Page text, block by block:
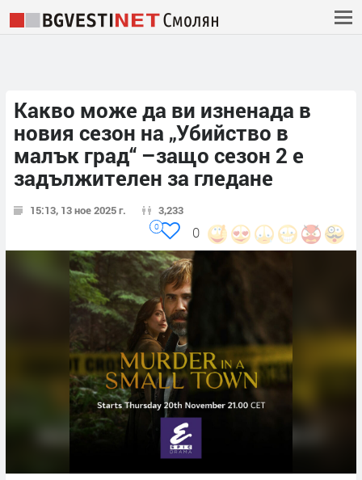
Какво може да ви изненада в
новия сезон на „Убийство в
малък град“ –защо сезон 2 е
задължителен за гледане
15:13, 13 ное 2025 г. 3,233
0
0